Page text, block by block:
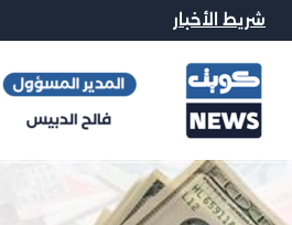
شريط الأخبار